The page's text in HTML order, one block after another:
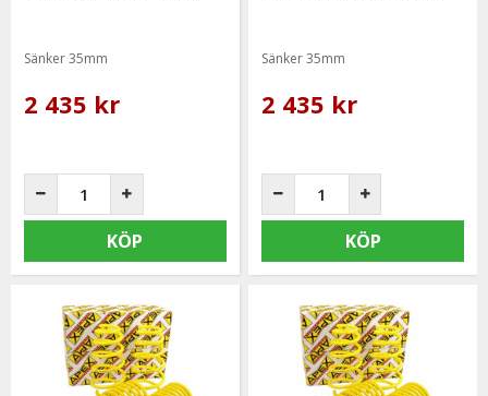
Sänker 35mm
2 435 kr
KÖP
Sänker 35mm
2 435 kr
KÖP